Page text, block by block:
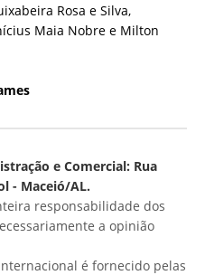
Rosa e Silva,
Maia Nobre e Milton
e Comercial: Rua
- Maceió/AL.
responsabilidade dos
a opinião
é fornecido pelas